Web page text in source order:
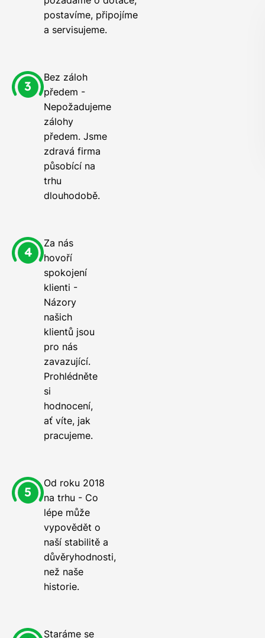
postavíme, připojíme
a servisujeme.
Bez záloh
předem -
Nepožadujeme
zálohy
předem. Jsme
zdravá firma
působící na
trhu
dlouhodobě.
Za nás
hovoří
spokojení
klienti -
Názory
našich
klientů jsou
pro nás
zavazující.
Prohlédněte
si
hodnocení,
ať víte, jak
pracujeme.
Od roku 2018
na trhu - Co
lépe může
vypovědět o
naší stabilitě a
důvěryhodnosti,
než naše
historie.
Staráme se